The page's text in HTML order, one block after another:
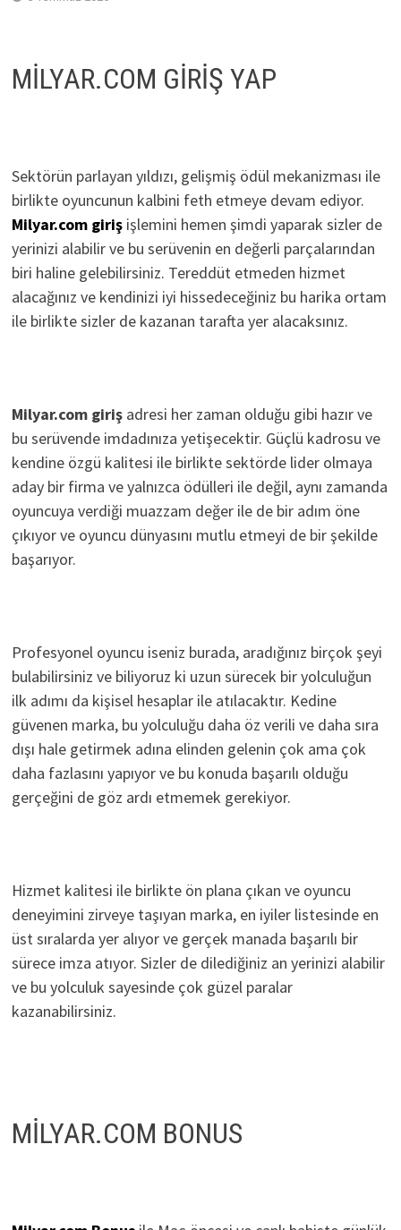
MİLYAR.COM GİRİŞ YAP
Sektörün parlayan yıldızı, gelişmiş ödül mekanizması ile
birlikte oyuncunun kalbini feth etmeye devam ediyor.
Milyar.com giriş işlemini hemen şimdi yaparak sizler de
yerinizi alabilir ve bu serüvenin en değerli parçalarından
biri haline gelebilirsiniz. Tereddüt etmeden hizmet
alacağınız ve kendinizi iyi hissedeceğiniz bu harika ortam
ile birlikte sizler de kazanan tarafta yer alacaksınız.
Milyar.com giriş adresi her zaman olduğu gibi hazır ve
bu serüvende imdadınıza yetişecektir. Güçlü kadrosu ve
kendine özgü kalitesi ile birlikte sektörde lider olmaya
aday bir firma ve yalnızca ödülleri ile değil, aynı zamanda
oyuncuya verdiği muazzam değer ile de bir adım öne
çıkıyor ve oyuncu dünyasını mutlu etmeyi de bir şekilde
başarıyor.
Profesyonel oyuncu iseniz burada, aradığınız birçok şeyi
bulabilirsiniz ve biliyoruz ki uzun sürecek bir yolculuğun
ilk adımı da kişisel hesaplar ile atılacaktır. Kedine
güvenen marka, bu yolculuğu daha öz verili ve daha sıra
dışı hale getirmek adına elinden gelenin çok ama çok
daha fazlasını yapıyor ve bu konuda başarılı olduğu
gerçeğini de göz ardı etmemek gerekiyor.
Hizmet kalitesi ile birlikte ön plana çıkan ve oyuncu
deneyimini zirveye taşıyan marka, en iyiler listesinde en
üst sıralarda yer alıyor ve gerçek manada başarılı bir
sürece imza atıyor. Sizler de dilediğiniz an yerinizi alabilir
ve bu yolculuk sayesinde çok güzel paralar
kazanabilirsiniz.
MİLYAR.COM BONUS